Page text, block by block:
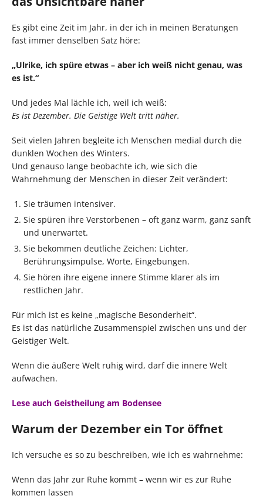
Es gibt eine Zeit im Jahr, in der ich in meinen Beratungen
fast immer denselben Satz höre:
„Ulrike, ich spüre etwas – aber ich weiß nicht genau, was
es ist.“
Und jedes Mal lächle ich, weil ich weiß:
Es ist Dezember. Die Geistige Welt tritt näher.
Seit vielen Jahren begleite ich Menschen medial durch die
dunklen Wochen des Winters.
Und genauso lange beobachte ich, wie sich die
Wahrnehmung der Menschen in dieser Zeit verändert:
Sie träumen intensiver.
Sie spüren ihre Verstorbenen – oft ganz warm, ganz sanft
und unerwartet.
Sie bekommen deutliche Zeichen: Lichter,
Berührungsimpulse, Worte, Eingebungen.
Sie hören ihre eigene innere Stimme klarer als im
restlichen Jahr.
Für mich ist es keine „magische Besonderheit“.
Es ist das natürliche Zusammenspiel zwischen uns und der
Geistiger Welt.
Wenn die äußere Welt ruhig wird, darf die innere Welt
aufwachen.
Lese auch Geistheilung am Bodensee
Warum der Dezember ein Tor öffnet
Ich versuche es so zu beschreiben, wie ich es wahrnehme:
Wenn das Jahr zur Ruhe kommt – wenn wir es zur Ruhe
kommen lassen